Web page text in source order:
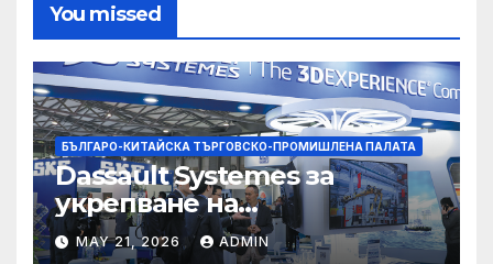
You missed
БЪЛГАРО-КИТАЙСКА ТЪРГОВСКО-ПРОМИШЛЕНА ПАЛАТА
Dassault Systemes за
укрепване на
изграждането на AI
MAY 21, 2026 ADMIN